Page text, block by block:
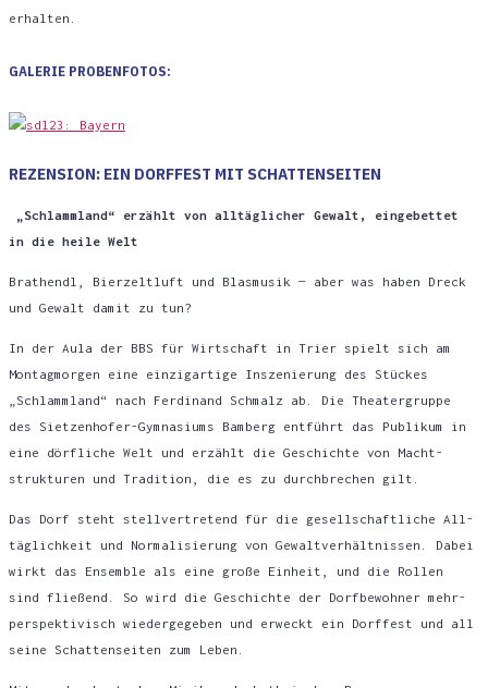
erhalten.
GALE­RIE PROBENFOTOS:
REZEN­SI­ON: EIN DORF­FEST MIT SCHATTENSEITEN
„Schlamm­land“ erzählt von all­täg­li­cher Gewalt, ein­ge­bet­tet
in die hei­le Welt
Brat­hendl, Bier­zelt­luft und Blas­mu­sik — aber was haben Dreck
und Gewalt damit zu tun?
In der Aula der BBS für Wirt­schaft in Trier spielt sich am
Mon­tag­mor­gen eine ein­zig­ar­ti­ge Insze­nie­rung des Stü­ckes
„Schlamm­land“ nach Fer­di­nand Schmalz ab. Die Thea­ter­grup­pe
des Siet­zen­ho­fer-Gym­na­si­ums Bam­berg ent­führt das Publi­kum in
eine dörf­li­che Welt und erzählt die Geschich­te von Macht­
struk­tu­ren und Tra­di­ti­on, die es zu durch­bre­chen gilt.
Das Dorf steht stell­ver­tre­tend für die gesell­schaft­li­che All­
täg­lich­keit und Nor­ma­li­sie­rung von Gewalt­ver­hält­nis­sen. Dabei
wirkt das Ensem­ble als eine gro­ße Ein­heit, und die Rol­len
sind flie­ßend. So wird die Geschich­te der Dorf­be­woh­ner mehr­
per­spek­ti­visch wie­der­ge­ge­ben und erweckt ein Dorf­fest und all
sei­ne Schat­ten­sei­ten zum Leben.